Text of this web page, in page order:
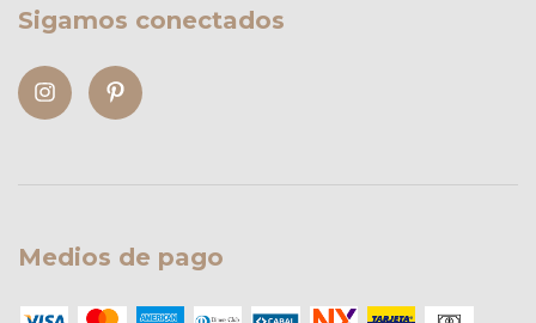
Sigamos conectados
Medios de pago